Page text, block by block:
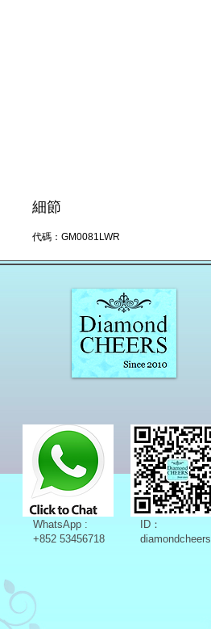
細節
代碼：GM0081LWR
WhatsApp :
+852 53456718
ID：
diamondcheers